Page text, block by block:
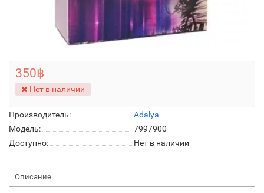
Производитель:
Adalya
Модель:
7997900
Доступно:
Нет в наличии
350฿
Нет в наличии
Описание